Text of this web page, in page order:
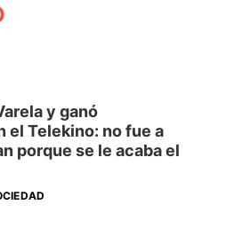
y ganó
el Telekino: no fue a
porque se le acaba el